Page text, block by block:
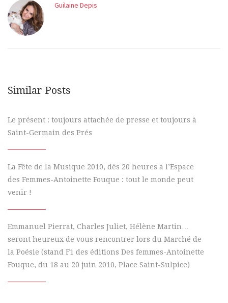
Guilaine Depis
Similar Posts
Le présent : toujours attachée de presse et toujours à
Saint-Germain des Prés
La Fête de la Musique 2010, dès 20 heures à l’Espace
des Femmes-Antoinette Fouque : tout le monde peut
venir !
Emmanuel Pierrat, Charles Juliet, Hélène Martin…
seront heureux de vous rencontrer lors du Marché de
la Poésie (stand F1 des éditions Des femmes-Antoinette
Fouque, du 18 au 20 juin 2010, Place Saint-Sulpice)